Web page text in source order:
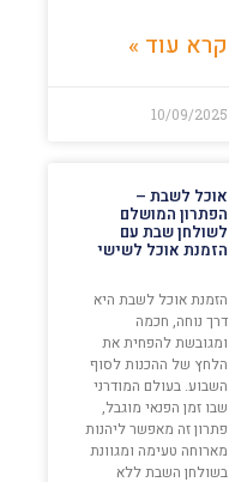
קרא עוד »
10/09/2025
אוכל לשבת –
הפתרון המושלם
לשולחן שבת עם
הזמנת אוכל לשישי
הזמנת אוכל לשבת היא
דרך נוחה, חכמה
ומגובשת להפחית את
הלחץ של ההכנות לסוף
השבוע. בעולם המודרני
שבו זמן הפנאי מוגבל,
פתרון זה מאפשר ליהנות
מארוחה טעימה ומגוונת
בשולחן השבת ללא